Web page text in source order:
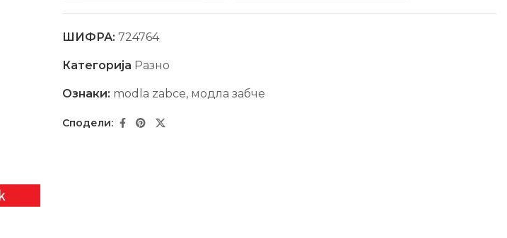
ШИФРА: 724764
Категорија Разно
Ознаки: modla zabce, модла забче